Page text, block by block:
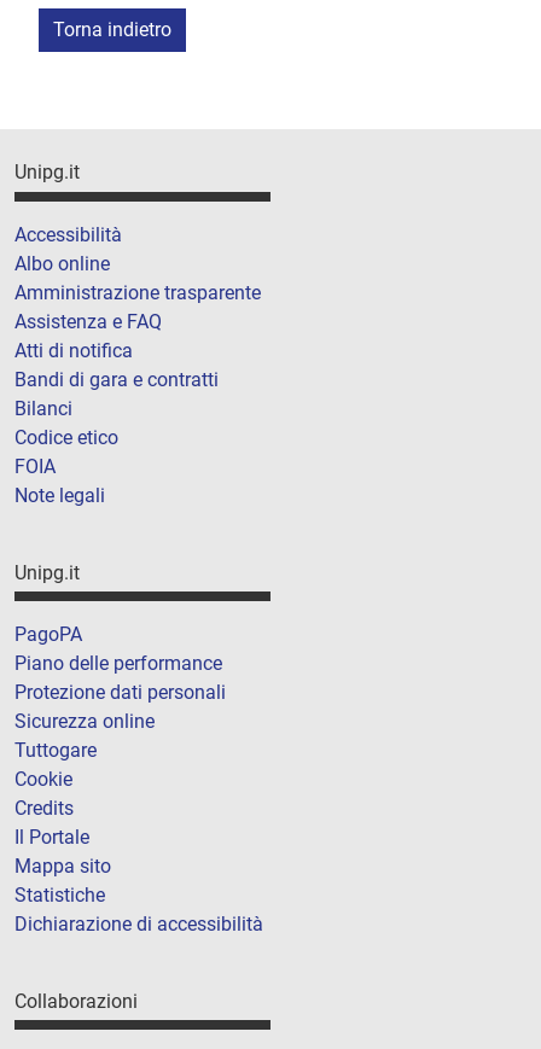
Torna indietro
Unipg.it
Accessibilità
Albo online
Amministrazione trasparente
Assistenza e FAQ
Atti di notifica
Bandi di gara e contratti
Bilanci
Codice etico
FOIA
Note legali
Unipg.it
PagoPA
Piano delle performance
Protezione dati personali
Sicurezza online
Tuttogare
Cookie
Credits
Il Portale
Mappa sito
Statistiche
Dichiarazione di accessibilità
Collaborazioni